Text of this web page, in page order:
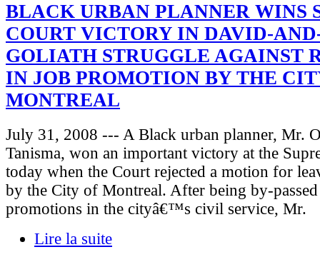
BLACK URBAN PLANNER WINS
COURT VICTORY IN DAVID-
GOLIATH STRUGGLE AGAINST
IN JOB PROMOTION BY THE
MONTREAL
July 31, 2008 --- A Black urban planner, Mr.
Tanisma, won an important victory at the
today when the Court rejected a motion for
by the City of Montreal. After being by-
promotions in the cityâ€™s civil service, Mr.
Lire la suite